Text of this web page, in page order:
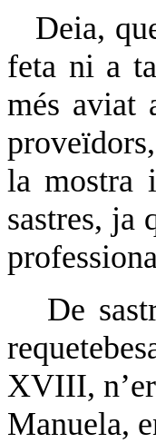
Deia,
feta ni a
més aviat
la mostra
sastres, ja
De
XVIII,
Manuela,